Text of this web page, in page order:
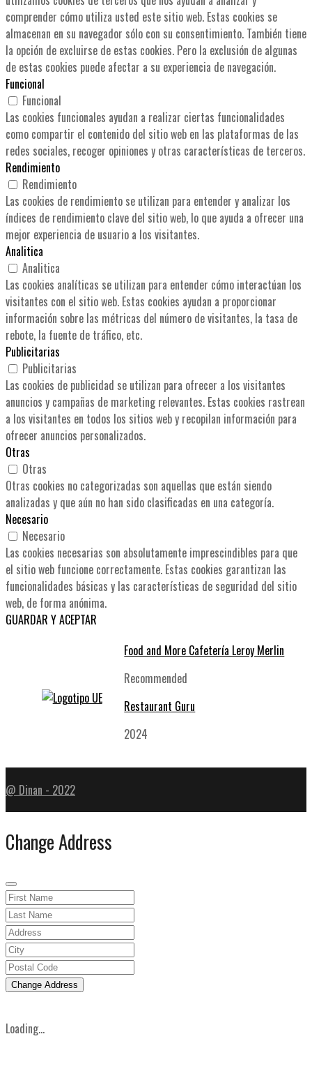
comprender cómo utiliza usted este sitio web. Estas cookies se
almacenan en su navegador sólo con su consentimiento. También tiene
la opción de excluirse de estas cookies. Pero la exclusión de algunas
de estas cookies puede afectar a su experiencia de navegación.
Funcional
Funcional
Las cookies funcionales ayudan a realizar ciertas funcionalidades
como compartir el contenido del sitio web en las plataformas de las
redes sociales, recoger opiniones y otras características de terceros.
Rendimiento
Rendimiento
Las cookies de rendimiento se utilizan para entender y analizar los
índices de rendimiento clave del sitio web, lo que ayuda a ofrecer una
mejor experiencia de usuario a los visitantes.
Analitica
Analitica
Las cookies analíticas se utilizan para entender cómo interactúan los
visitantes con el sitio web. Estas cookies ayudan a proporcionar
información sobre las métricas del número de visitantes, la tasa de
rebote, la fuente de tráfico, etc.
Publicitarias
Publicitarias
Las cookies de publicidad se utilizan para ofrecer a los visitantes
anuncios y campañas de marketing relevantes. Estas cookies rastrean
a los visitantes en todos los sitios web y recopilan información para
ofrecer anuncios personalizados.
Otras
Otras
Otras cookies no categorizadas son aquellas que están siendo
analizadas y que aún no han sido clasificadas en una categoría.
Necesario
Necesario
Las cookies necesarias son absolutamente imprescindibles para que
el sitio web funcione correctamente. Estas cookies garantizan las
funcionalidades básicas y las características de seguridad del sitio
web, de forma anónima.
GUARDAR Y ACEPTAR
Food and More Cafetería Leroy Merlin
Recommended
Restaurant Guru
2024
@ Dinan - 2022
Change Address
Change Address
Loading...